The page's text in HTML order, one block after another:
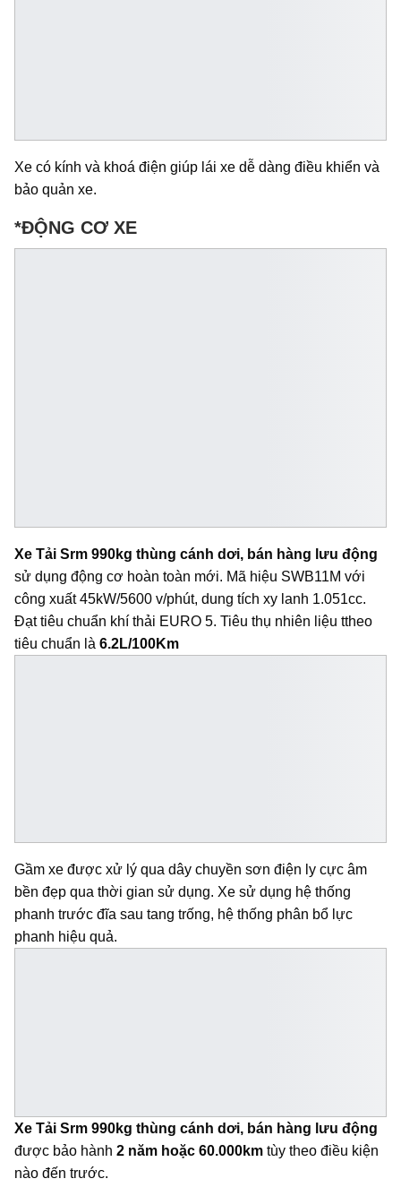
Xe có kính và khoá điện giúp lái xe dễ dàng điều khiển và
bảo quản xe.
*ĐỘNG CƠ XE
Xe Tải Srm 990kg thùng cánh dơi, bán hàng lưu động
sử dụng động cơ hoàn toàn mới. Mã hiệu SWB11M với
công xuất 45kW/5600 v/phút, dung tích xy lanh 1.051cc.
Đạt tiêu chuẩn khí thải EURO 5. Tiêu thụ nhiên liệu ttheo
tiêu chuẩn là 6.2L/100Km
Gầm xe được xử lý qua dây chuyền sơn điện ly cực âm
bền đẹp qua thời gian sử dụng. Xe sử dụng hệ thống
phanh trước đĩa sau tang trống, hệ thống phân bổ lực
phanh hiệu quả.
Xe Tải Srm 990kg thùng cánh dơi, bán hàng lưu động
được bảo hành 2 năm hoặc 60.000km tùy theo điều kiện
nào đến trước.